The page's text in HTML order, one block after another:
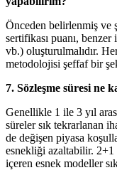
Önceden belirlenmiş ve
sertifikası puanı, benzer
vb.) oluşturulmalıdır.
metodolojisi şeffaf bir
7. Sözleşme süresi ne
Genellikle 1 ile 3 yıl
süreler sık tekrarlanan
de değişen piyasa
esnekliği azaltabilir. 2+1
içeren esnek modeller